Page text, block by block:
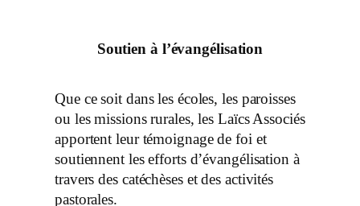
Soutien à l’évangélisation
Que ce soit dans les écoles, les paroisses
ou les missions rurales, les Laïcs Associés
apportent leur témoignage de foi et
soutiennent les efforts d’évangélisation à
travers des catéchèses et des activités
pastorales.